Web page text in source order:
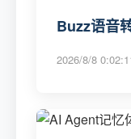
Buzz语音
2026/8/8